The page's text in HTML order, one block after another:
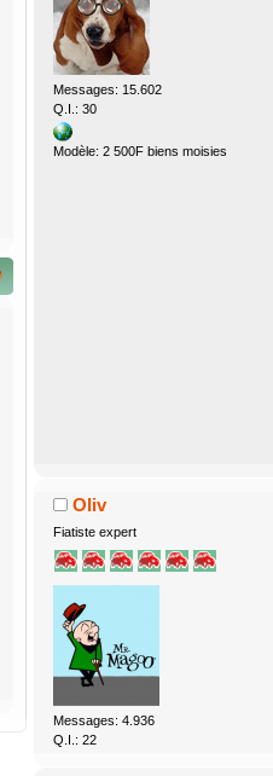
Messages: 15.602
Q.I.: 30
Modèle: 2 500F biens moisies
Oliv
Fiatiste expert
Messages: 4.936
Q.I.: 22